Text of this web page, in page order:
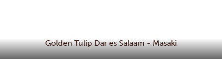
Golden Tulip Dar es Salaam - Masaki